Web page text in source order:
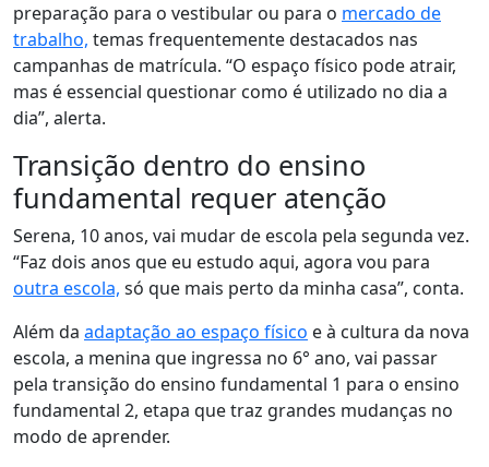
preparação para o vestibular ou para o mercado de
trabalho, temas frequentemente destacados nas
campanhas de matrícula. “O espaço físico pode atrair,
mas é essencial questionar como é utilizado no dia a
dia”, alerta.
Transição dentro do ensino
fundamental requer atenção
Serena, 10 anos, vai mudar de escola pela segunda vez.
“Faz dois anos que eu estudo aqui, agora vou para
outra escola, só que mais perto da minha casa”, conta.
Além da adaptação ao espaço físico e à cultura da nova
escola, a menina que ingressa no 6° ano, vai passar
pela transição do ensino fundamental 1 para o ensino
fundamental 2, etapa que traz grandes mudanças no
modo de aprender.